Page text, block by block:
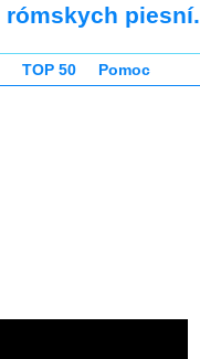
rómskych piesní.
TOP 50 Pomoc